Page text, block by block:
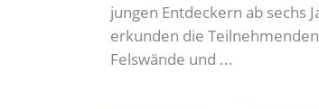
jungen Entdeckern ab sechs
erkunden die
Felswände und